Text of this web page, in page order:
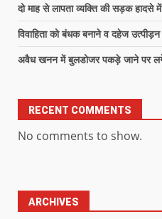
दो माह से लापता व्यक्ति की सड़क हादसे
विवाहिता को बंधक बनाने व दहेज
अवैध खनन में बुलडोजर पकड़े जाने पर
RECENT COMMENTS
No comments to show.
ARCHIVES